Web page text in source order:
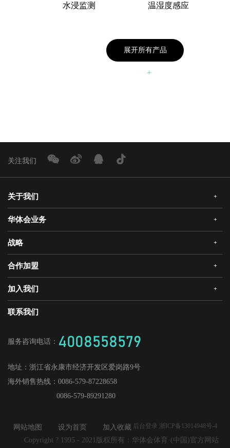
水浸监测 温湿度感应
展开所有产品
关注我们
关于我们 +
公司简介
企业文化
荣誉资质
发展历程
领导关怀
媒体中心
华体会业务 +
华体会安全门
华体会真AI锁
华体会静音木门
华体会机器人安全门
爱感真全屋智能家居
战略 +
三大智能
研发创新
战略合作
合作加盟 +
经销合作
华体会招商
加入我们 +
人才理念
校园招聘
联系我们
服务咨询电话： 4008558579
地址： 浙江省永康市经济开发区爱岗路9号
海外销售热线： 0086-579-87228658
0086-579-89291280
网站地图 设为首页 加入收藏 后台登录 浙ICP备13014948号-4
Copyright ? 1995 - 2021版权所有：华体会体育·(中国)官方网站